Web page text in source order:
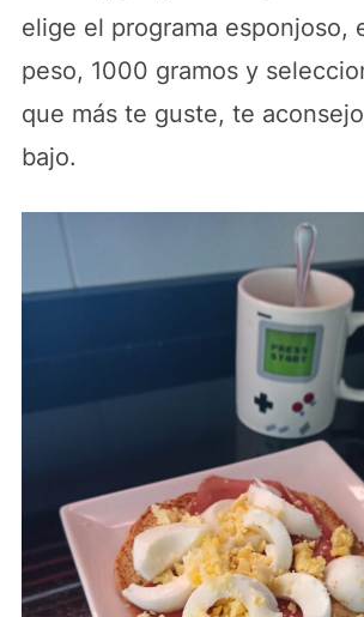
elige el programa esponjoso,
peso, 1000 gramos y
que más te guste, te
bajo.